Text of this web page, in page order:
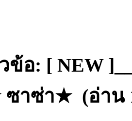
อ: [ NEW
าซ่า★ (อ่าน